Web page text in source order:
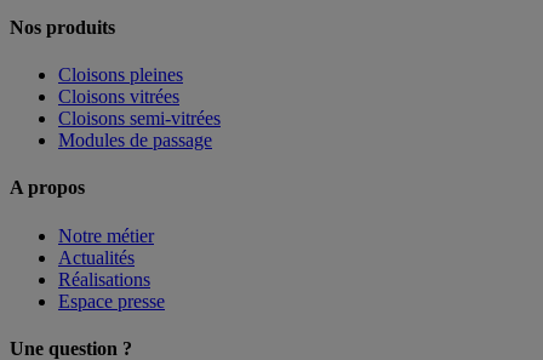
Nos produits
Cloisons pleines
Cloisons vitrées
Cloisons semi-vitrées
Modules de passage
A propos
Notre métier
Actualités
Réalisations
Espace presse
Une question ?